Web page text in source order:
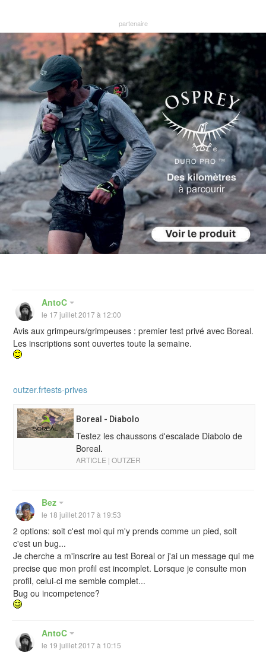
AntoC
le 17 juillet 2017 à 12:00
Avis aux grimpeurs/grimpeuses : premier test privé avec Boreal.
Les inscriptions sont ouvertes toute la semaine.
outzer.frtests-prives
Boreal - Diabolo
Testez les chaussons d'escalade Diabolo de
Boreal.
ARTICLE | OUTZER
Bez
le 18 juillet 2017 à 19:53
2 options: soit c'est moi qui m'y prends comme un pied, soit
c'est un bug...
Je cherche a m'inscrire au test Boreal or j'ai un message qui me
precise que mon profil est incomplet. Lorsque je consulte mon
profil, celui-ci me semble complet...
Bug ou incompetence?
AntoC
le 19 juillet 2017 à 10:15